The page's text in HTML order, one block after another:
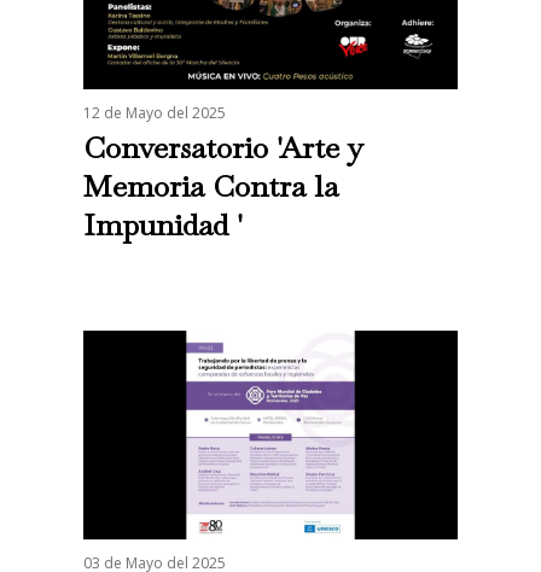
12 de Mayo del 2025
Conversatorio 'Arte y
Memoria Contra la
Impunidad '
03 de Mayo del 2025